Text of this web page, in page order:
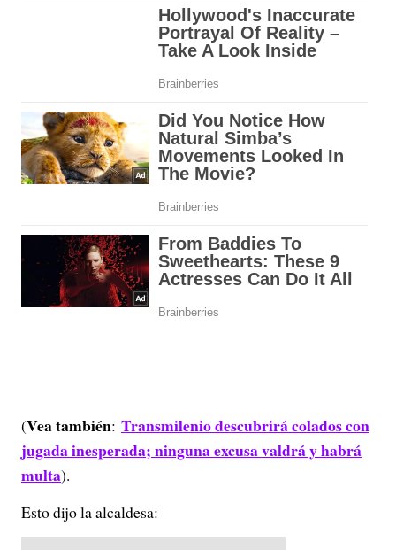
(Vea también: Transmilenio descubrirá colados con
jugada inesperada; ninguna excusa valdrá y habrá
multa).
Esto dijo la alcaldesa: